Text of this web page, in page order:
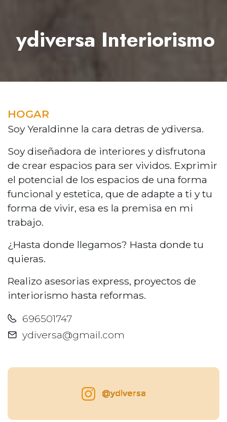
ydiversa Interiorismo
HOGAR
Soy Yeraldinne la cara detras de ydiversa.
Soy diseñadora de interiores y disfrutona
de crear espacios para ser vividos. Exprimir
el potencial de los espacios de una forma
funcional y estetica, que de adapte a ti y tu
forma de vivir, esa es la premisa en mi
trabajo.
¿Hasta donde llegamos? Hasta donde tu
quieras.
Realizo asesorias express, proyectos de
interiorismo hasta reformas.
696501747
ydiversa@gmail.com
@ydiversa